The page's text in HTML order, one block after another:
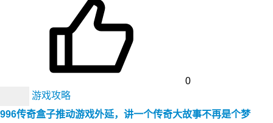
0
游戏攻略
996传奇盒子推动游戏外延，讲一个传奇大故事不再是个梦